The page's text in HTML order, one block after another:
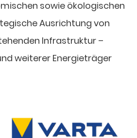
sowie ökologischen
Ausrichtung von
Infrastruktur –
weiterer Energieträger